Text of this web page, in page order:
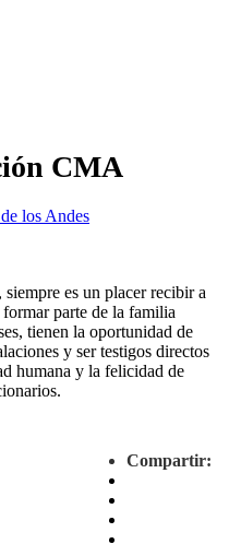
CMA
los Andes
es un placer recibir a
parte de la familia
tienen la oportunidad de
y ser testigos directos
humana y la felicidad de
Compartir: